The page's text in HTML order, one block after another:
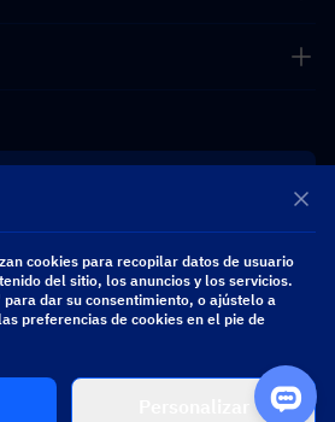
cookies para recopilar datos de usuario
del sitio, los anuncios y los servicios.
dar su consentimiento, o ajústelo a
preferencias de cookies en el pie de